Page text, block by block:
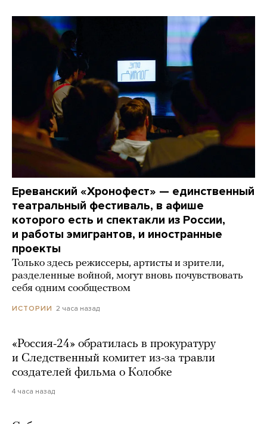
Ереванский «Хронофест» — единственный
театральный фестиваль, в афише
которого есть и спектакли из России,
и работы эмигрантов, и иностранные
проекты
Только здесь режиссеры, артисты и зрители,
разделенные войной, могут вновь почувствовать
себя одним сообществом
ИСТОРИИ 2 часа назад
«Россия-24» обратилась в прокуратуру
и Следственный комитет из-за травли
создателей фильма о Колобке
4 часа назад